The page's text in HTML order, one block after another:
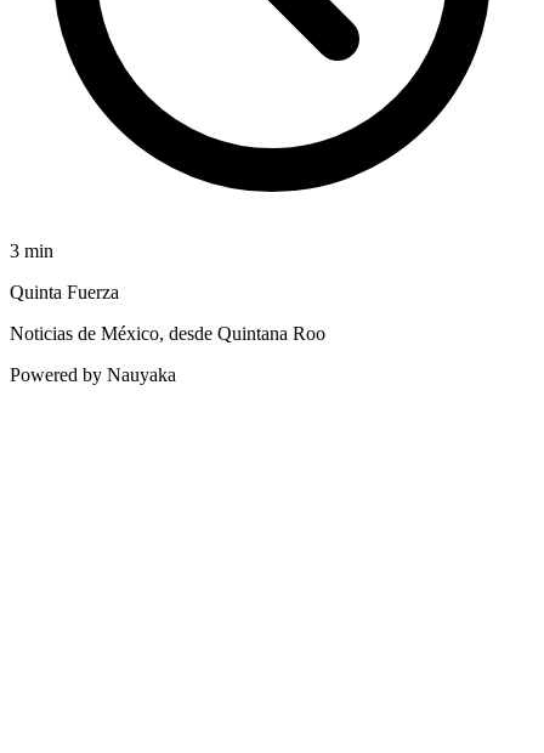
3 min
Quinta Fuerza
Noticias de México, desde Quintana Roo
Powered by Nauyaka